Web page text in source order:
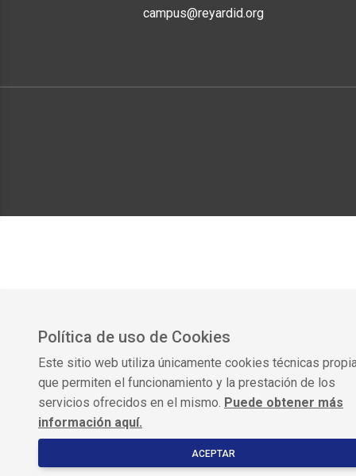
E-mail
campus@reyardid.org
Política de uso de Cookies
Este sitio web utiliza únicamente cookies técnicas
que permiten el funcionamiento y la prestación de los
servicios ofrecidos en el mismo. Puede obtener más
información aquí.
ACEPTAR